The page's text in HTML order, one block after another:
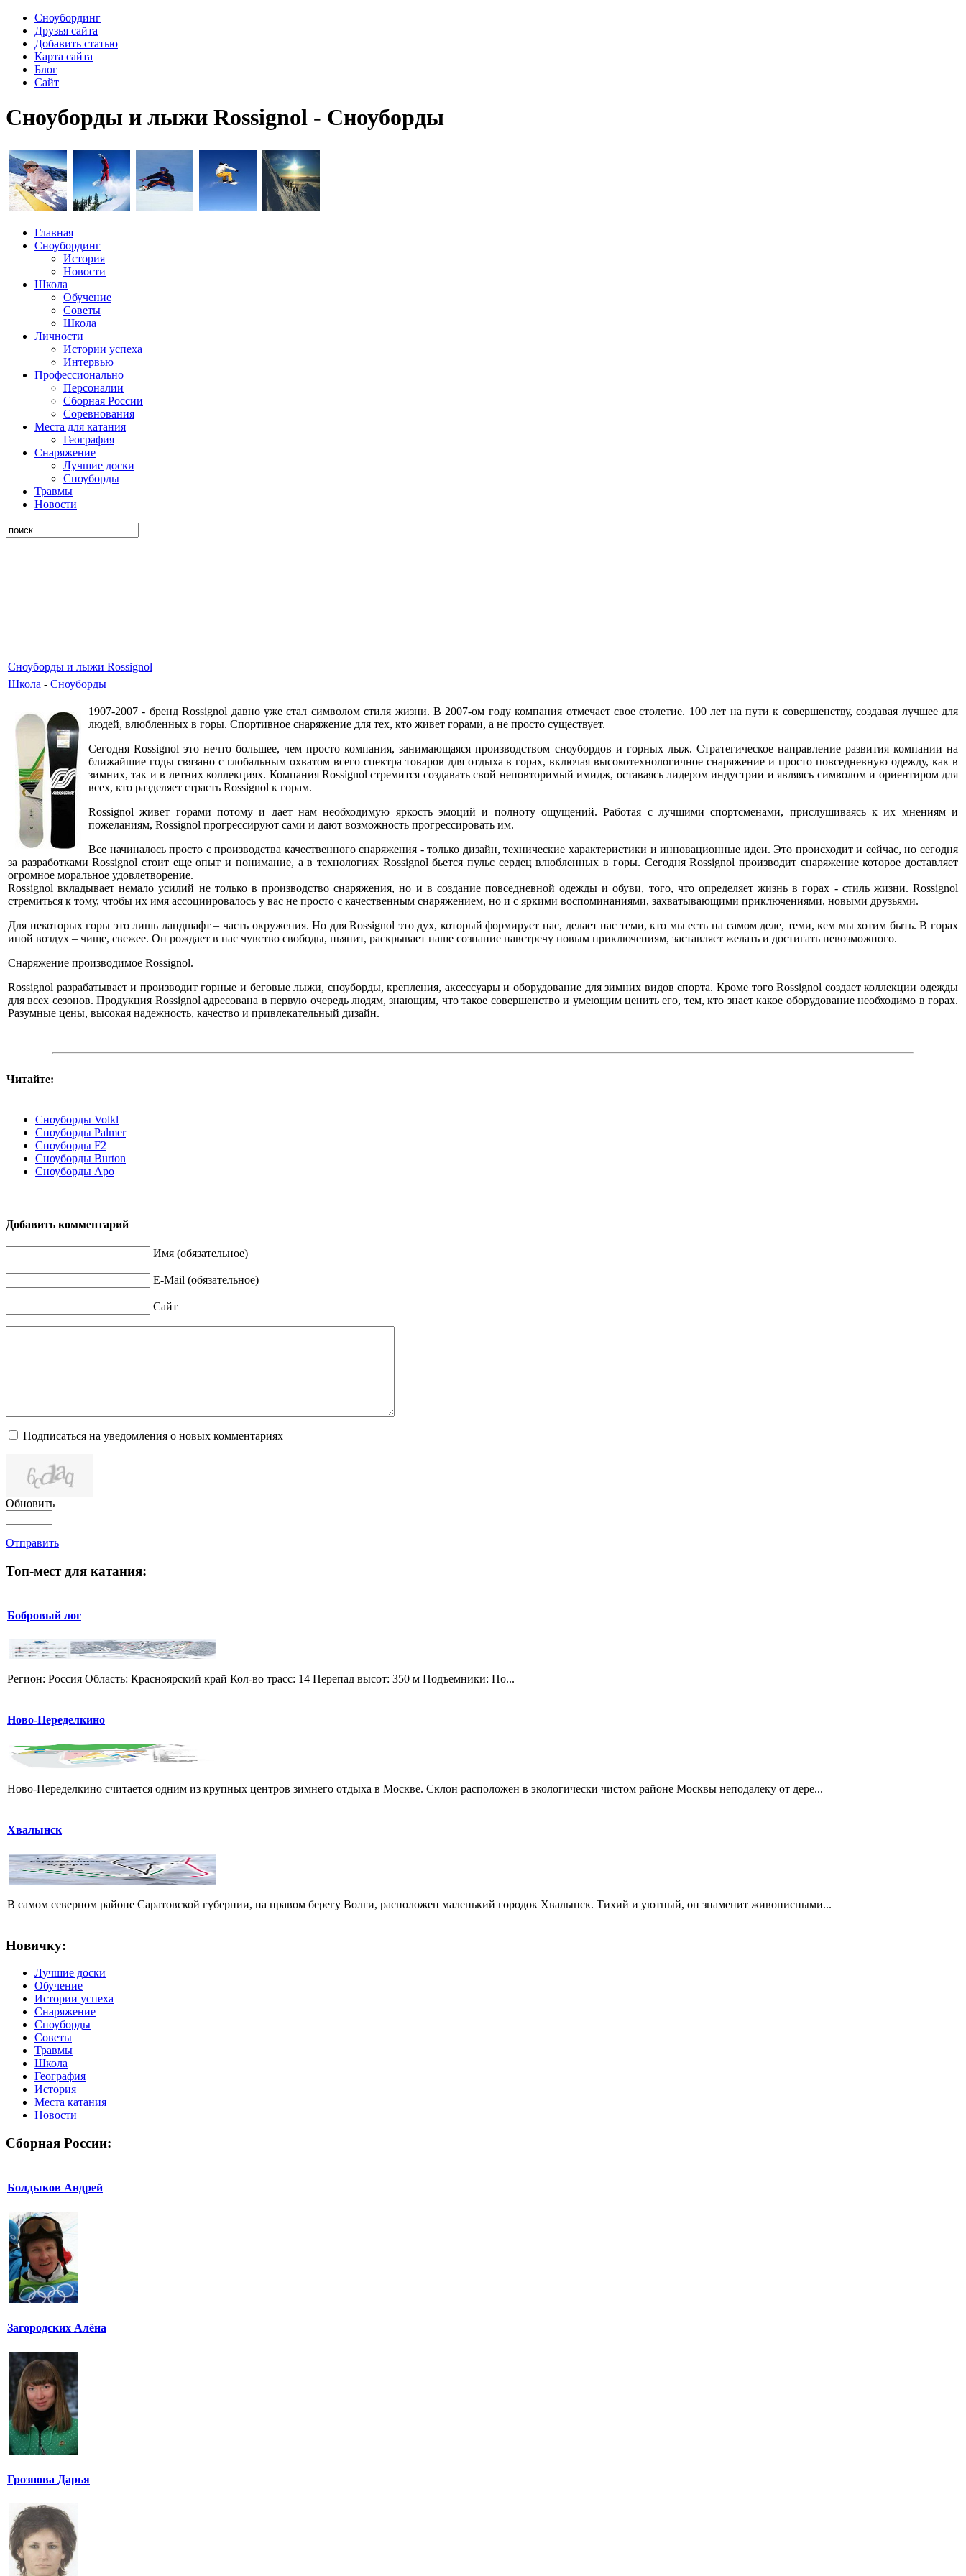
Сноубординг
Друзья сайта
Добавить статью
Карта сайта
Блог
Сайт
Сноуборды и лыжи Rossignol - Сноуборды
Главная
Сноубординг
История
Новости
Школа
Обучение
Советы
Школа
Личности
Истории успеха
Интервью
Профессионально
Персоналии
Сборная России
Соревнования
Места для катания
География
Снаряжение
Лучшие доски
Сноуборды
Травмы
Новости
Сноуборды и лыжи Rossignol
Школа - Сноуборды
1907-2007 - бренд Rossignol давно уже стал символом стиля жизни. В 2007-ом году компания отмечает свое столетие. 100 лет на пути к совершенству, создавая лучшее для
людей, влюбленных в горы. Спортивное снаряжение для тех, кто живет горами, а не просто существует.
Сегодня Rossignol это нечто большее, чем просто компания, занимающаяся производством сноубордов и горных лыж. Стратегическое направление развития компании на
ближайшие годы связано с глобальным охватом всего спектра товаров для отдыха в горах, включая высокотехнологичное снаряжение и просто повседневную одежду, как в
зимних, так и в летних коллекциях. Компания Rossignol стремится создавать свой неповторимый имидж, оставаясь лидером индустрии и являясь символом и ориентиром для
всех, кто разделяет страсть Rossignol к горам.
Rossignol живет горами потому и дает нам необходимую яркость эмоций и полноту ощущений. Работая с лучшими спортсменами, прислушиваясь к их мнениям и
пожеланиям, Rossignol прогрессируют сами и дают возможность прогрессировать им.
Все начиналось просто с производства качественного снаряжения - только дизайн, технические характеристики и инновационные идеи. Это происходит и сейчас, но сегодня
за разработками Rossignol стоит еще опыт и понимание, а в технологиях Rossignol бьется пульс сердец влюбленных в горы. Сегодня Rossignol производит снаряжение которое доставляет
огромное моральное удовлетворение.
Rossignol вкладывает немало усилий не только в производство снаряжения, но и в создание повседневной одежды и обуви, того, что определяет жизнь в горах - стиль жизни. Rossignol
стремиться к тому, чтобы их имя ассоциировалось у вас не просто с качественным снаряжением, но и с яркими воспоминаниями, захватывающими приключениями, новыми друзьями.
Для некоторых горы это лишь ландшафт – часть окружения. Но для Rossignol это дух, который формирует нас, делает нас теми, кто мы есть на самом деле, теми, кем мы хотим быть. В горах
иной воздух – чище, свежее. Он рождает в нас чувство свободы, пьянит, раскрывает наше сознание навстречу новым приключениям, заставляет желать и достигать невозможного.
Снаряжение производимое Rossignol.
Rossignol разрабатывает и производит горные и беговые лыжи, сноуборды, крепления, аксессуары и оборудование для зимних видов спорта. Кроме того Rossignol создает коллекции одежды
для всех сезонов. Продукция Rossignol адресована в первую очередь людям, знающим, что такое совершенство и умеющим ценить его, тем, кто знает какое оборудование необходимо в горах.
Разумные цены, высокая надежность, качество и привлекательный дизайн.
Читайте:
Сноуборды Volkl
Сноуборды Palmer
Сноуборды F2
Сноуборды Burton
Сноуборды Apo
Добавить комментарий
Имя (обязательное)
E-Mail (обязательное)
Сайт
Подписаться на уведомления о новых комментариях
Обновить
Отправить
Топ-мест для катания:
Бобровый лог
Регион: Россия Область: Красноярский край Кол-во трасс: 14 Перепад высот: 350 м Подъемники: По...
Ново-Переделкино
Ново-Переделкино считается одним из крупных центров зимнего отдыха в Москве. Склон расположен в экологически чистом районе Москвы неподалеку от дере...
Хвалынск
В самом северном районе Саратовской губернии, на правом берегу Волги, расположен маленький городок Хвалынск. Тихий и уютный, он знаменит живописными...
Новичку:
Лучшие доски
Обучение
Истории успеха
Снаряжение
Сноуборды
Советы
Травмы
Школа
География
История
Места катания
Новости
Сборная России:
Болдыков Андрей
Загородских Алёна
Грознова Дарья